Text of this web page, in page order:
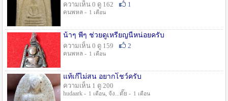
ความเห็น 0 ดู 162
1
คนพหล - 1 เดือน
น้าๆ พี่ๆ ช่วยดูเหรียญนี้หน่อยครับ
ความเห็น 0 ดู 159
2
คนพหล - 1 เดือน
แท้เก๊ไม่สน อยากโชว์ครับ
ความเห็น 1 ดู 200
hudaark - 1 เดือน, จัง...ดั๊ย - 1 เดือน